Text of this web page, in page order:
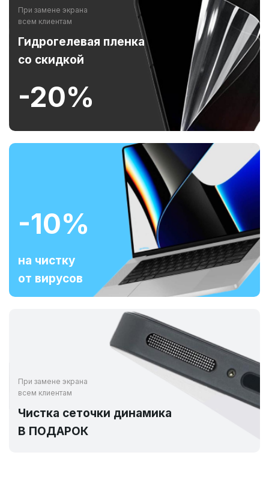
При замене экрана
всем клиентам
Гидрогелевая пленка
со скидкой
-20%
-10%
на чистку
от вирусов
При замене экрана
всем клиентам
Чистка сеточки динамика
В ПОДАРОК